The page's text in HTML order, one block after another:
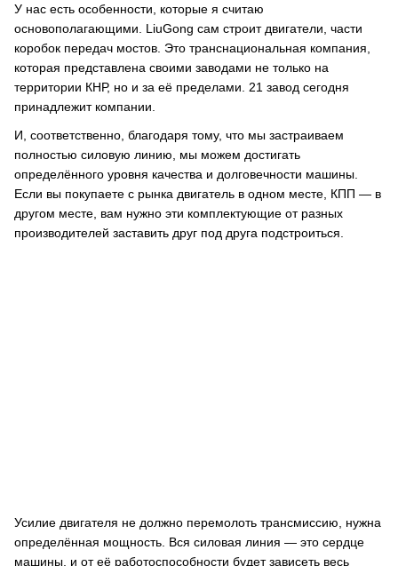
У нас есть особенности, которые я считаю
основополагающими. LiuGong сам строит двигатели, части
коробок передач мостов. Это транснациональная компания,
которая представлена своими заводами не только на
территории КНР, но и за её пределами. 21 завод сегодня
принадлежит компании.
И, соответственно, благодаря тому, что мы застраиваем
полностью силовую линию, мы можем достигать
определённого уровня качества и долговечности машины.
Если вы покупаете с рынка двигатель в одном месте, КПП — в
другом месте, вам нужно эти комплектующие от разных
производителей заставить друг под друга подстроиться.
Усилие двигателя не должно перемолоть трансмиссию, нужна
определённая мощность. Вся силовая линия — это сердце
машины, и от её работоспособности будет зависеть весь